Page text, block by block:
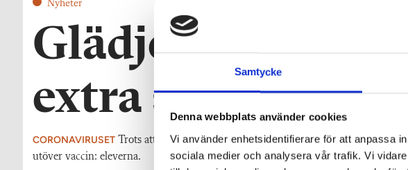
Samtycke
Denna webbplats använder cookies
Vi använder enhetsidentifierare för att anpassa
sociala medier och analysera vår trafik. Vi
Nyheter
Glädjebesked till
extra skydd mot
CORONAVIRUSET Trots att den nya, mer smittsamma omikronvarianten
utöver vaccin: eleverna.